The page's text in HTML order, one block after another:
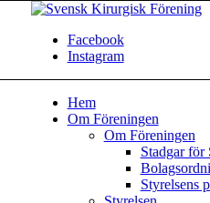
Facebook
Instagram
Hem
Om Föreningen
Om Föreningen
Stadgar
Styrelsens